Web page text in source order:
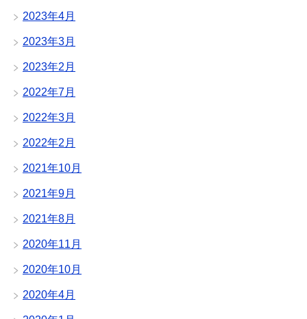
2023年4月
2023年3月
2023年2月
2022年7月
2022年3月
2022年2月
2021年10月
2021年9月
2021年8月
2020年11月
2020年10月
2020年4月